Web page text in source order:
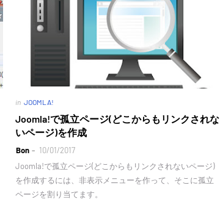
in JOOMLA!
Joomla!で孤立ページ(どこからもリンクされな
いページ)を作成
Bon
10/01/2017
Joomla!で孤立ページ(どこからもリンクされないページ)
を作成するには、非表示メニューを作って、そこに孤立
ページを割り当てます。